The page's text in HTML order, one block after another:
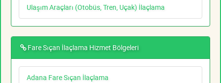
Ulaşım Araçları (Otobüs, Tren, Uçak) İlaçlama
Fare Sıçan İlaçlama Hizmet Bölgeleri
Adana Fare Sıçan İlaçlama